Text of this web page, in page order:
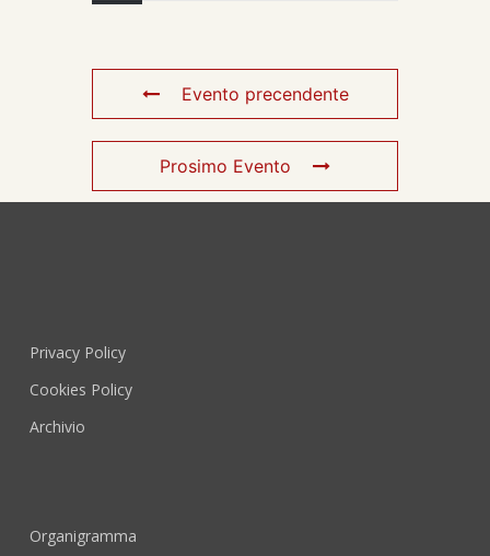
Evento precendente
Prosimo Evento
Privacy Policy
Cookies Policy
Archivio
Organigramma